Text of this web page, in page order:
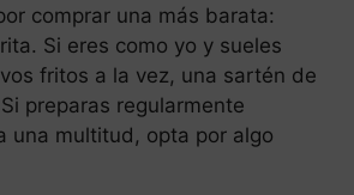
comprar una más barata:
Si eres como yo y sueles
fritos a la vez, una sartén de
preparas regularmente
una multitud, opta por algo